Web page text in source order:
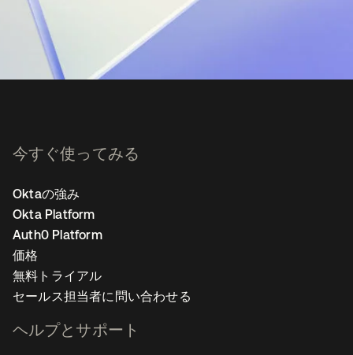
今すぐ使ってみる
Oktaの強み
Okta Platform
Auth0 Platform
価格
無料トライアル
セールス担当者に問い合わせる
ヘルプとサポート